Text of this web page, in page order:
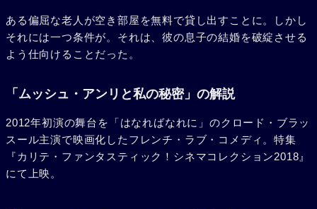
ある偏屈な老人が空き部屋を無料で貸し出すことに。しかし
それには一つ条件が。それは、彼の息子の結婚を破綻させる
よう仕向けることだった。
「ムッシュ・アンリと私の秘密」の解説
2012年初演の舞台を「はなればなれに」のクロード・ブラッ
スール主演で映画化したフレンチ・ラブ・コメディ。特集
『カリテ・ファンタスティック！シネマコレクション2018』
にて上映。